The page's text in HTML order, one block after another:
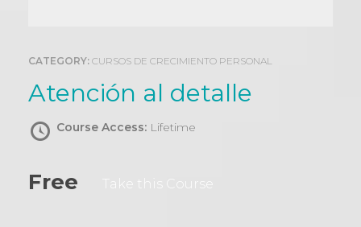
CATEGORY: CURSOS DE CRECIMIENTO PERSONAL
Atención al detalle
Course Access: Lifetime
Free Take this Course